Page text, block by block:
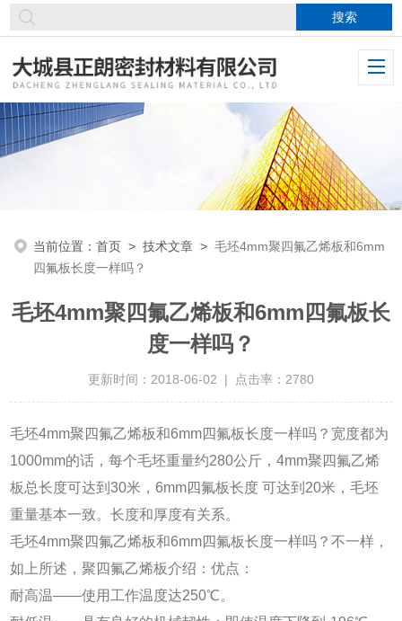
当前位置：首页 >技术文章 >毛坯4mm聚四氟乙烯板和6mm
四氟板长度一样吗？
毛坯4mm聚四氟乙烯板和6mm四氟板长
度一样吗？
更新时间：2018-06-02 | 点击率：2780
毛坯4mm聚四氟乙烯板和6mm四氟板长度一样吗？宽度都为
1000mm的话，每个毛坯重量约280公斤，4mm聚四氟乙烯
板总长度可达到30米，6mm四氟板长度 可达到20米，毛坯
重量基本一致。长度和厚度有关系。
毛坯4mm聚四氟乙烯板和6mm四氟板长度一样吗？不一样，
如上所述，聚四氟乙烯板介绍：优点：
耐高温——使用工作温度达250℃。